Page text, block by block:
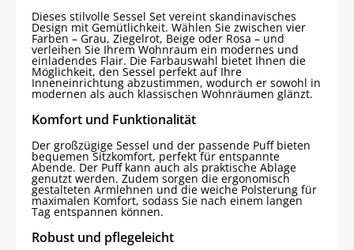
Dieses stilvolle Sessel Set vereint skandinavisches
Design mit Gemütlichkeit. Wählen Sie zwischen vier
Farben – Grau, Ziegelrot, Beige oder Rosa – und
verleihen Sie Ihrem Wohnraum ein modernes und
einladendes Flair. Die Farbauswahl bietet Ihnen die
Möglichkeit, den Sessel perfekt auf Ihre
Inneneinrichtung abzustimmen, wodurch er sowohl in
modernen als auch klassischen Wohnräumen glänzt.
Komfort und Funktionalität
Der großzügige Sessel und der passende Puff bieten
bequemen Sitzkomfort, perfekt für entspannte
Abende. Der Puff kann auch als praktische Ablage
genutzt werden. Zudem sorgen die ergonomisch
gestalteten Armlehnen und die weiche Polsterung für
maximalen Komfort, sodass Sie nach einem langen
Tag entspannen können.
Robust und pflegeleicht